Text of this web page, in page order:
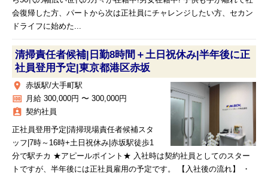
会復帰した方、パートから次は正社員にチャレンジしたい方、セカン
ドライフに始めた...
清掃責任者候補|日勤8時間＋土日祝休み|半年後に正
社員登用予定|東京都港区赤坂
place 赤坂駅/大手町駅
money 月給 300,000円 〜 300,000円
assignment_ind 契約社員
正社員登用予定|清掃現場責任者候補スタ
ッフ|7時～16時+土日祝休み|赤坂駅徒歩1
分で駅チカ ★アピールポイント★ 入社時は契約社員としてのスター
トですが、半年後には正社員雇用の予定です。 【入社後の流れ】 ・